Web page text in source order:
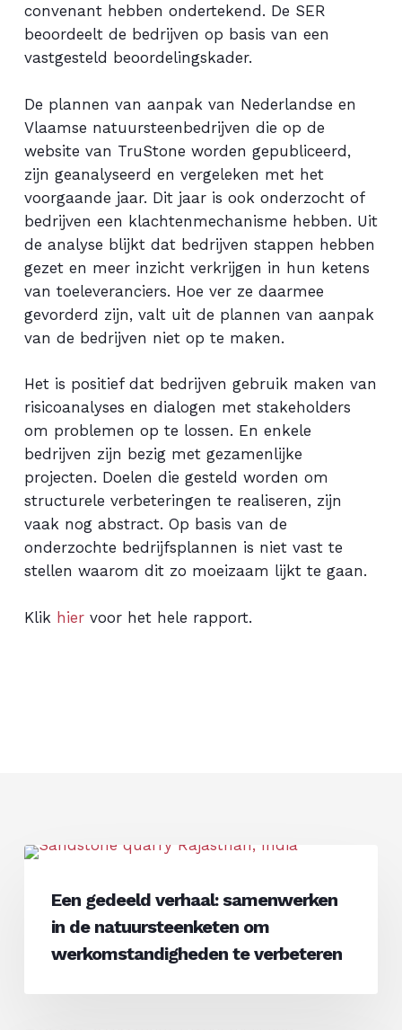
convenant hebben ondertekend. De SER
beoordeelt de bedrijven op basis van een
vastgesteld beoordelingskader.
De plannen van aanpak van Nederlandse en
Vlaamse natuursteenbedrijven die op de
website van TruStone worden gepubliceerd,
zijn geanalyseerd en vergeleken met het
voorgaande jaar. Dit jaar is ook onderzocht of
bedrijven een klachtenmechanisme hebben. Uit
de analyse blijkt dat bedrijven stappen hebben
gezet en meer inzicht verkrijgen in hun ketens
van toeleveranciers. Hoe ver ze daarmee
gevorderd zijn, valt uit de plannen van aanpak
van de bedrijven niet op te maken.
Het is positief dat bedrijven gebruik maken van
risicoanalyses en dialogen met stakeholders
om problemen op te lossen. En enkele
bedrijven zijn bezig met gezamenlijke
projecten. Doelen die gesteld worden om
structurele verbeteringen te realiseren, zijn
vaak nog abstract. Op basis van de
onderzochte bedrijfsplannen is niet vast te
stellen waarom dit zo moeizaam lijkt te gaan.
Klik hiervoor het hele rapport.
Een
verhaal:
samenwerken
natuursteenketen
Een gedeeld verhaal: samenwerken
in de natuursteenketen om
werkomstandigheden te verbeteren